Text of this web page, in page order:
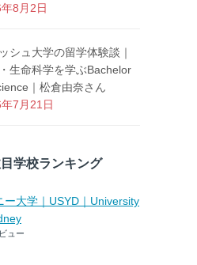
8月2日
シュ大学の留学体験談｜
生命科学を学ぶBachelor
｜松倉由奈さん
7月21日
学校ランキング
ー大学｜USYD｜University
ュー